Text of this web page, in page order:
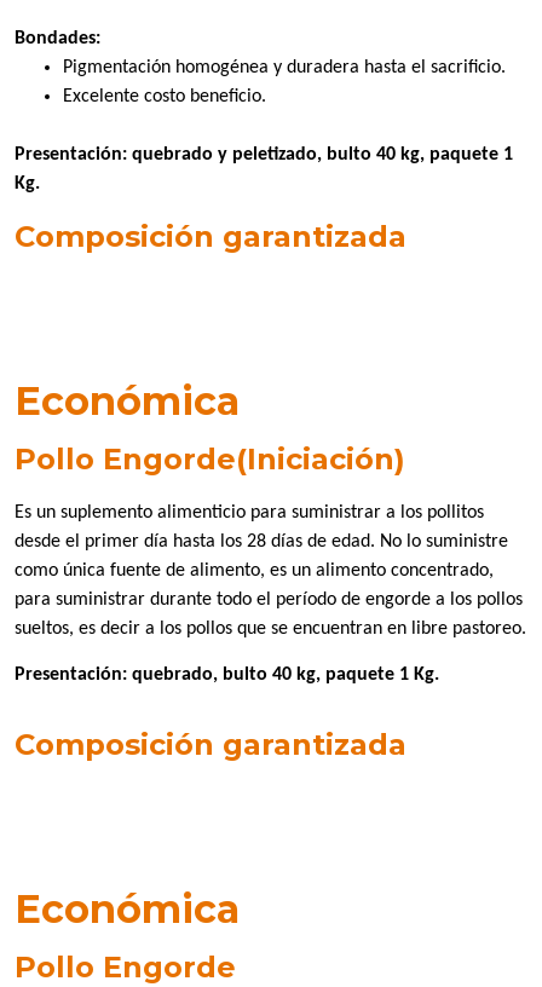
Bondades:
Pigmentación homogénea y duradera hasta el sacrificio.
Excelente costo beneficio.
Presentación: quebrado y peletizado, bulto 40 kg, paquete 1
Kg.
Composición garantizada
Económica
Pollo Engorde(Iniciación)
Es un suplemento alimenticio para suministrar a los pollitos
desde el primer día hasta los 28 días de edad. No lo suministre
como única fuente de alimento, es un alimento concentrado,
para suministrar durante todo el período de engorde a los pollos
sueltos, es decir a los pollos que se encuentran en libre pastoreo.
Presentación: quebrado, bulto 40 kg, paquete 1 Kg.
Composición garantizada
Económica
Pollo Engorde